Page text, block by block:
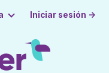
Iniciar sesión →